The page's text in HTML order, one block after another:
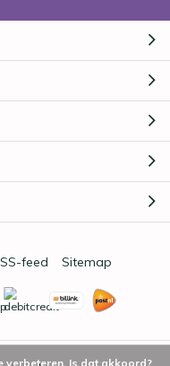
feed Sitemap
verbeteren. Is dat akkoord?